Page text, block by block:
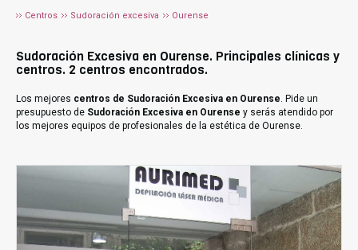
Centros Sudoración excesiva Ourense
Sudoración Excesiva en Ourense. Principales clínicas y
centros. 2 centros encontrados.
Los mejores centros de Sudoración Excesiva en Ourense. Pide un
presupuesto de Sudoración Excesiva en Ourense y serás atendido por
los mejores equipos de profesionales de la estética de Ourense.